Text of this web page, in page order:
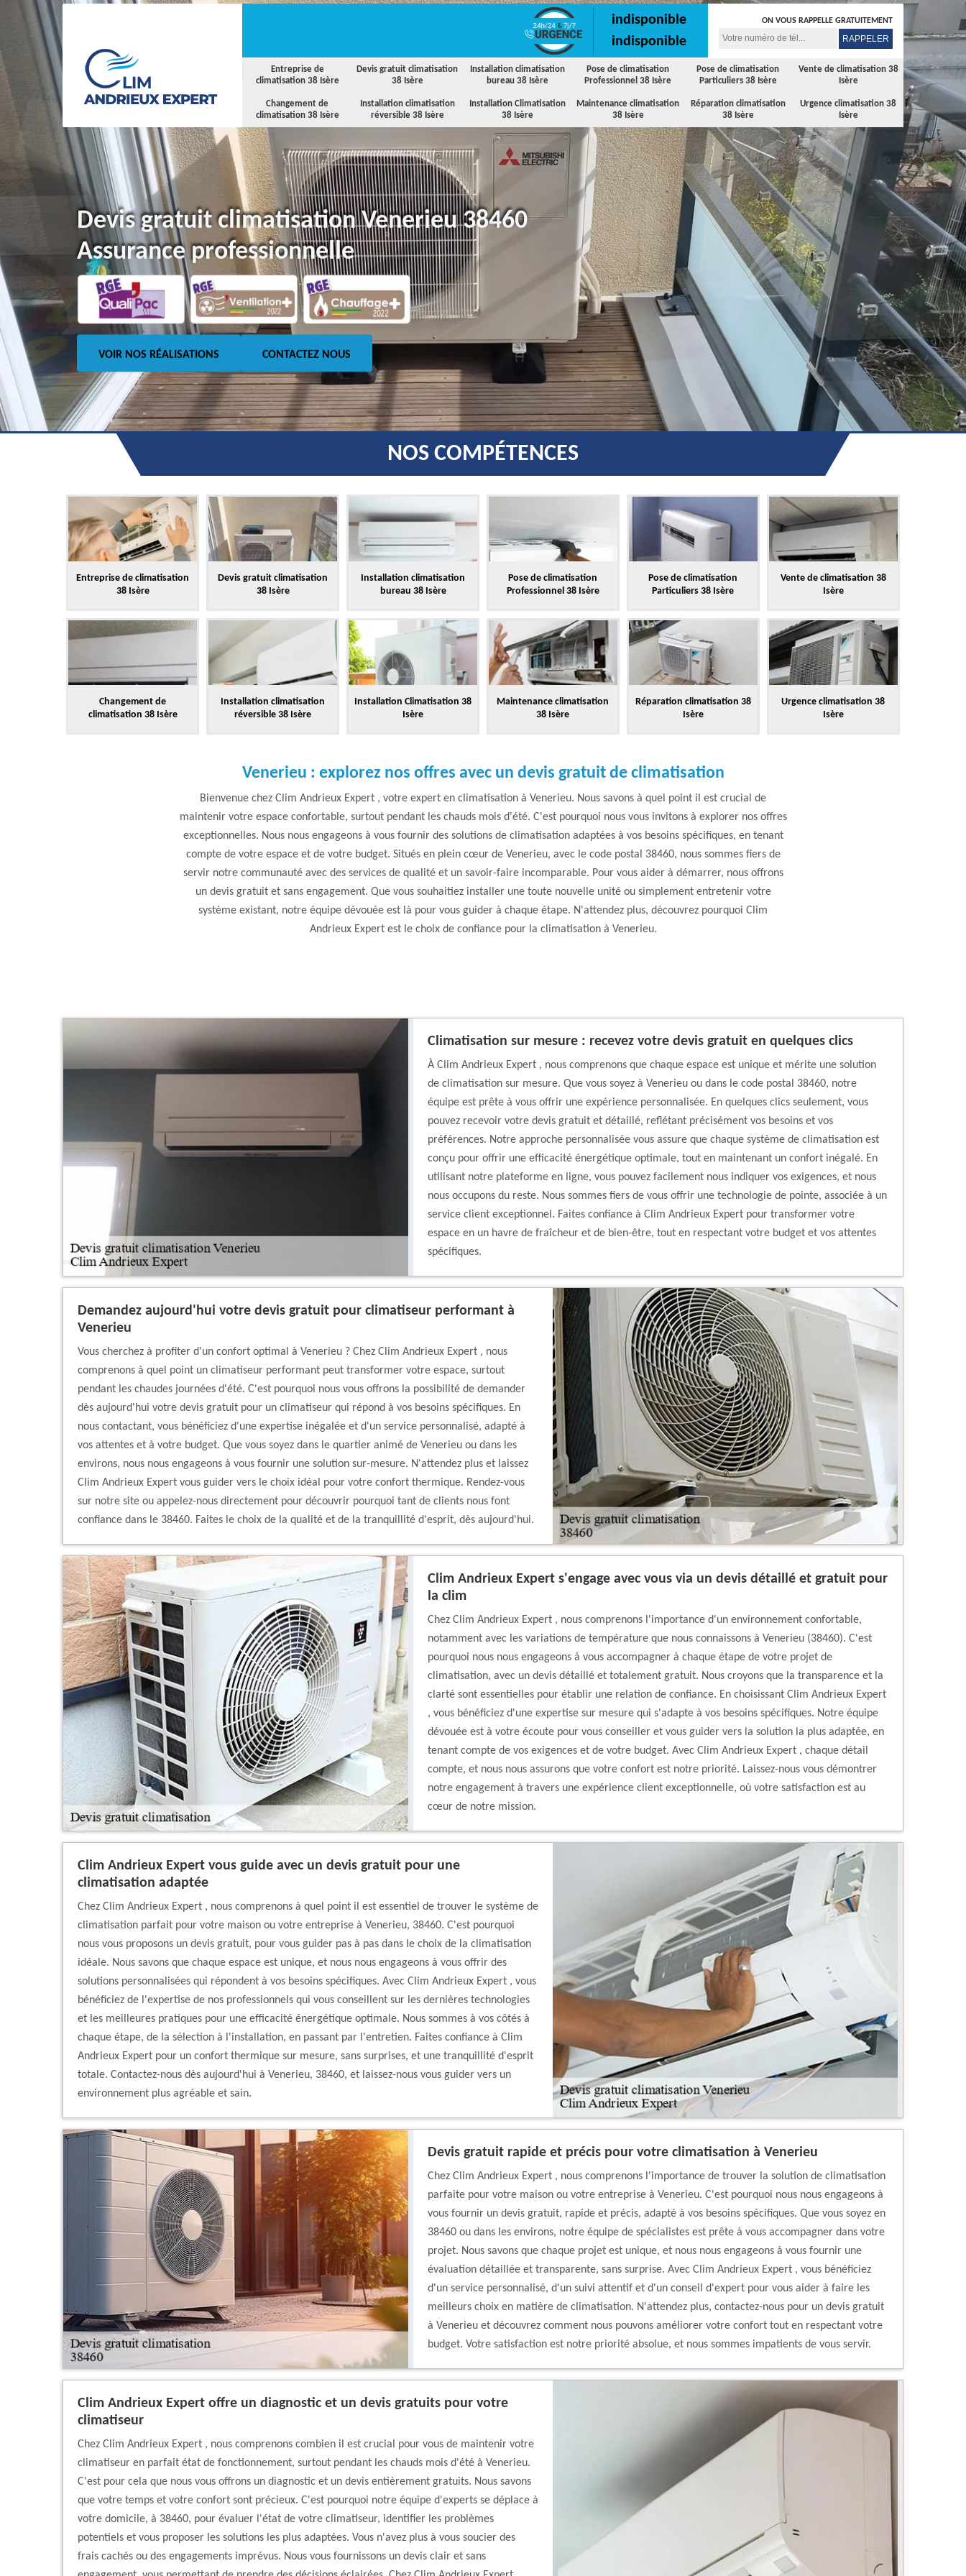
Entreprise de
climatisation 38 Isère
Devis gratuit climatisation
38 Isère
Installation climatisation
bureau 38 Isère
Pose de climatisation
Professionnel 38 Isère
Pose de climatisation
Particuliers 38 Isère
Vente de climatisation 38
Isère
Changement de
climatisation 38 Isère
Installation climatisation
réversible 38 Isère
Installation Climatisation
38 Isère
Maintenance climatisation
38 Isère
Réparation climatisation
38 Isère
Urgence climatisation 38
Isère
indisponible
indisponible
ON VOUS RAPPELLE GRATUITEMENT
Devis gratuit climatisation Venerieu 38460
Assurance professionnelle
VOIR NOS RÉALISATIONS CONTACTEZ NOUS
NOS COMPÉTENCES
Entreprise de climatisation
38 Isère
Devis gratuit climatisation
38 Isère
Installation climatisation
bureau 38 Isère
Pose de climatisation
Professionnel 38 Isère
Pose de climatisation
Particuliers 38 Isère
Vente de climatisation 38
Isère
Changement de
climatisation 38 Isère
Installation climatisation
réversible 38 Isère
Installation Climatisation 38
Isère
Maintenance climatisation
38 Isère
Réparation climatisation 38
Isère
Urgence climatisation 38
Isère
Venerieu : explorez nos offres avec un devis gratuit de climatisation
Bienvenue chez Clim Andrieux Expert , votre expert en climatisation à Venerieu. Nous savons à quel point il est crucial de
maintenir votre espace confortable, surtout pendant les chauds mois d'été. C'est pourquoi nous vous invitons à explorer nos offres
exceptionnelles. Nous nous engageons à vous fournir des solutions de climatisation adaptées à vos besoins spécifiques, en tenant
compte de votre espace et de votre budget. Situés en plein cœur de Venerieu, avec le code postal 38460, nous sommes fiers de
servir notre communauté avec des services de qualité et un savoir-faire incomparable. Pour vous aider à démarrer, nous offrons
un devis gratuit et sans engagement. Que vous souhaitiez installer une toute nouvelle unité ou simplement entretenir votre
système existant, notre équipe dévouée est là pour vous guider à chaque étape. N'attendez plus, découvrez pourquoi Clim
Andrieux Expert est le choix de confiance pour la climatisation à Venerieu.
Climatisation sur mesure : recevez votre devis gratuit en quelques clics
À Clim Andrieux Expert , nous comprenons que chaque espace est unique et mérite une solution
de climatisation sur mesure. Que vous soyez à Venerieu ou dans le code postal 38460, notre
équipe est prête à vous offrir une expérience personnalisée. En quelques clics seulement, vous
pouvez recevoir votre devis gratuit et détaillé, reflétant précisément vos besoins et vos
préférences. Notre approche personnalisée vous assure que chaque système de climatisation est
conçu pour offrir une efficacité énergétique optimale, tout en maintenant un confort inégalé. En
utilisant notre plateforme en ligne, vous pouvez facilement nous indiquer vos exigences, et nous
nous occupons du reste. Nous sommes fiers de vous offrir une technologie de pointe, associée à un
service client exceptionnel. Faites confiance à Clim Andrieux Expert pour transformer votre
espace en un havre de fraîcheur et de bien-être, tout en respectant votre budget et vos attentes
spécifiques.
Demandez aujourd'hui votre devis gratuit pour climatiseur performant à
Venerieu
Vous cherchez à profiter d'un confort optimal à Venerieu ? Chez Clim Andrieux Expert , nous
comprenons à quel point un climatiseur performant peut transformer votre espace, surtout
pendant les chaudes journées d'été. C'est pourquoi nous vous offrons la possibilité de demander
dès aujourd'hui votre devis gratuit pour un climatiseur qui répond à vos besoins spécifiques. En
nous contactant, vous bénéficiez d'une expertise inégalée et d'un service personnalisé, adapté à
vos attentes et à votre budget. Que vous soyez dans le quartier animé de Venerieu ou dans les
environs, nous nous engageons à vous fournir une solution sur-mesure. N'attendez plus et laissez
Clim Andrieux Expert vous guider vers le choix idéal pour votre confort thermique. Rendez-vous
sur notre site ou appelez-nous directement pour découvrir pourquoi tant de clients nous font
confiance dans le 38460. Faites le choix de la qualité et de la tranquillité d'esprit, dès aujourd'hui.
Clim Andrieux Expert s'engage avec vous via un devis détaillé et gratuit pour
la clim
Chez Clim Andrieux Expert , nous comprenons l'importance d'un environnement confortable,
notamment avec les variations de température que nous connaissons à Venerieu (38460). C'est
pourquoi nous nous engageons à vous accompagner à chaque étape de votre projet de
climatisation, avec un devis détaillé et totalement gratuit. Nous croyons que la transparence et la
clarté sont essentielles pour établir une relation de confiance. En choisissant Clim Andrieux Expert
, vous bénéficiez d'une expertise sur mesure qui s'adapte à vos besoins spécifiques. Notre équipe
dévouée est à votre écoute pour vous conseiller et vous guider vers la solution la plus adaptée, en
tenant compte de vos exigences et de votre budget. Avec Clim Andrieux Expert , chaque détail
compte, et nous nous assurons que votre confort est notre priorité. Laissez-nous vous démontrer
notre engagement à travers une expérience client exceptionnelle, où votre satisfaction est au
cœur de notre mission.
Clim Andrieux Expert vous guide avec un devis gratuit pour une
climatisation adaptée
Chez Clim Andrieux Expert , nous comprenons à quel point il est essentiel de trouver le système de
climatisation parfait pour votre maison ou votre entreprise à Venerieu, 38460. C'est pourquoi
nous vous proposons un devis gratuit, pour vous guider pas à pas dans le choix de la climatisation
idéale. Nous savons que chaque espace est unique, et nous nous engageons à vous offrir des
solutions personnalisées qui répondent à vos besoins spécifiques. Avec Clim Andrieux Expert , vous
bénéficiez de l'expertise de nos professionnels qui vous conseillent sur les dernières technologies
et les meilleures pratiques pour une efficacité énergétique optimale. Nous sommes à vos côtés à
chaque étape, de la sélection à l'installation, en passant par l'entretien. Faites confiance à Clim
Andrieux Expert pour un confort thermique sur mesure, sans surprises, et une tranquillité d'esprit
totale. Contactez-nous dès aujourd'hui à Venerieu, 38460, et laissez-nous vous guider vers un
environnement plus agréable et sain.
Devis gratuit rapide et précis pour votre climatisation à Venerieu
Chez Clim Andrieux Expert , nous comprenons l'importance de trouver la solution de climatisation
parfaite pour votre maison ou votre entreprise à Venerieu. C'est pourquoi nous nous engageons à
vous fournir un devis gratuit, rapide et précis, adapté à vos besoins spécifiques. Que vous soyez en
38460 ou dans les environs, notre équipe de spécialistes est prête à vous accompagner dans votre
projet. Nous savons que chaque projet est unique, et nous nous engageons à vous fournir une
évaluation détaillée et transparente, sans surprise. Avec Clim Andrieux Expert , vous bénéficiez
d'un service personnalisé, d'un suivi attentif et d'un conseil d'expert pour vous aider à faire les
meilleurs choix en matière de climatisation. N'attendez plus, contactez-nous pour un devis gratuit
à Venerieu et découvrez comment nous pouvons améliorer votre confort tout en respectant votre
budget. Votre satisfaction est notre priorité absolue, et nous sommes impatients de vous servir.
Clim Andrieux Expert offre un diagnostic et un devis gratuits pour votre
climatiseur
Chez Clim Andrieux Expert , nous comprenons combien il est crucial pour vous de maintenir votre
climatiseur en parfait état de fonctionnement, surtout pendant les chauds mois d'été à Venerieu.
C'est pour cela que nous vous offrons un diagnostic et un devis entièrement gratuits. Nous savons
que votre temps et votre confort sont précieux. C'est pourquoi notre équipe d'experts se déplace à
votre domicile, à 38460, pour évaluer l'état de votre climatiseur, identifier les problèmes
potentiels et vous proposer les solutions les plus adaptées. Vous n'avez plus à vous soucier des
frais cachés ou des engagements imprévus. Nous vous fournissons un devis clair et sans